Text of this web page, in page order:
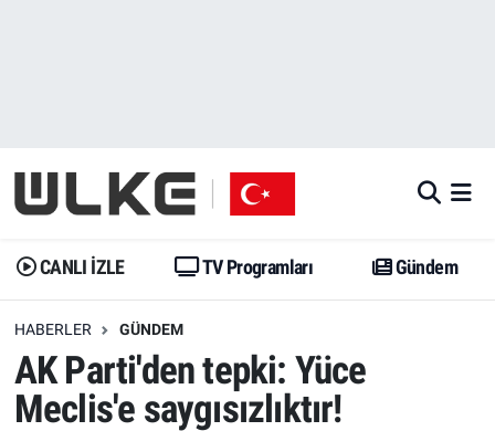
CANLI İZLE TV Programları Gündem
HABERLER GÜNDEM
AK Parti'den tepki: Yüce
Meclis'e saygısızlıktır!
Gündem
Dünya
Erişim Bilgileri
Ekonomi
Gündem
Trend
Erişim Bilgileri
Spor
İstanbul Namaz Vakitleri
Trafik Durumu
Erişim Bilgileri
Tüm Manşetler